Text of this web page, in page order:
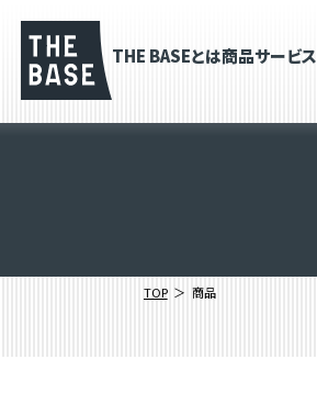
THE BASEとは商品サービス
TOP 商品